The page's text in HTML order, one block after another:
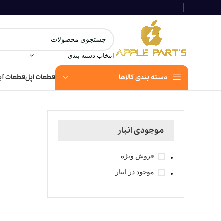
انتخاب دسته بندی
دسته بندی کالاها قطعات اپلقطعات
موجودی انبار
فروش ویژه
موجود در انبار